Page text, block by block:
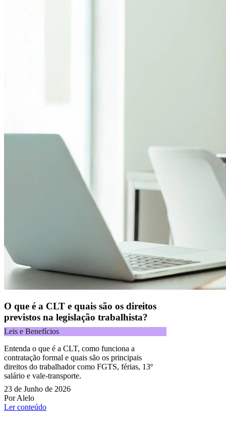
O que é a CLT e quais são os direitos
previstos na legislação trabalhista?
Leis e Benefícios
Entenda o que é a CLT, como funciona a
contratação formal e quais são os principais
direitos do trabalhador como FGTS, férias, 13º
salário e vale-transporte.
23 de Junho de 2026
Por Alelo
Ler conteúdo